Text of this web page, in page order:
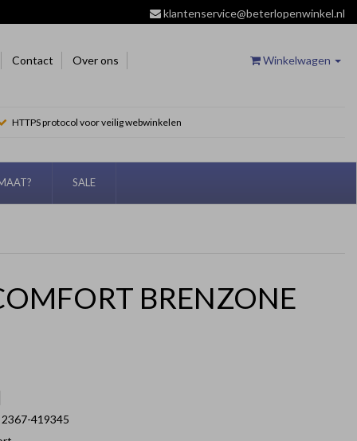
klantenservice@beterlopenwinkel.nl
Contact Over ons Winkelwagen
HTTPS protocol voor veilig webwinkelen
SALE
BRENZONE
2367-419345